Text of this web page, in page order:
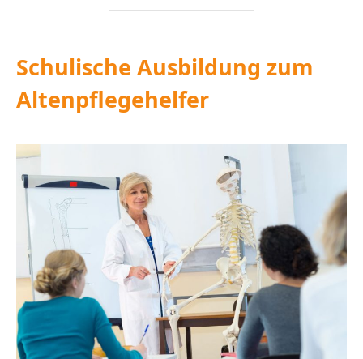
Schulische Ausbildung zum
Altenpflegehelfer